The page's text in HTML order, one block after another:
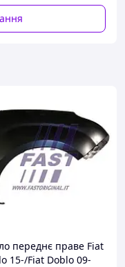
переднє праве Fiat
15-/Fiat Doblo 09-